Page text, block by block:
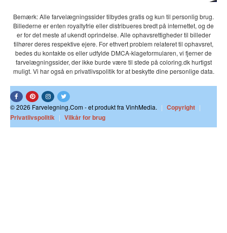
Bemærk: Alle farvelægningssider tilbydes gratis og kun til personlig brug.
Billederne er enten royaltyfrie eller distribueres bredt på internettet, og de
er for det meste af ukendt oprindelse. Alle ophavsrettigheder til billeder
tilhører deres respektive ejere. For ethvert problem relateret til ophavsret,
bedes du kontakte os eller udfylde DMCA-klageformularen, vi fjerner de
farvelægningssider, der ikke burde være til stede på coloring.dk hurtigst
muligt. Vi har også en privatlivspolitik for at beskytte dine personlige data.
© 2026 Farvelegning.Com - et produkt fra VinhMedia. | Copyright |
Privatlivspolitik | Vilkår for brug